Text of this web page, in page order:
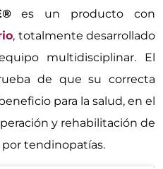
®es un producto con
, totalmente desarrollado
multidisciplinar. El
de que su correcta
para la salud, en el
y rehabilitación de
por tendinopatías.